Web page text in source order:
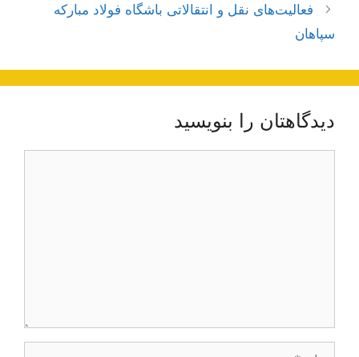
فعالیت‌های نقل و انتقالاتی باشگاه فولاد مبارکه
سپاهان
دیدگاهتان را بنویسید